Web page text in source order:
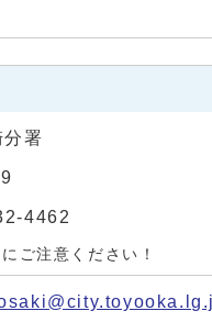
分署
4462
ご注意ください！